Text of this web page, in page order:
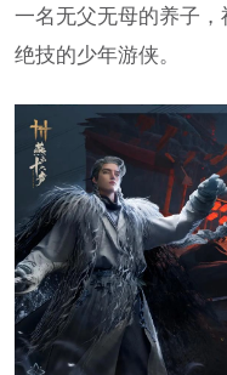
一名无父无母的养子
绝技的少年游侠。